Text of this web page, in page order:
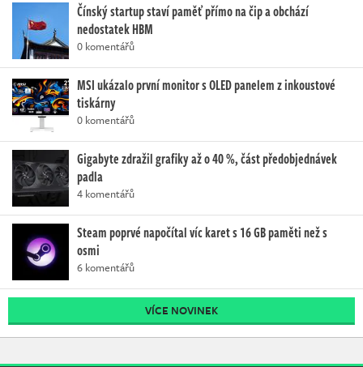
Čínský startup staví paměť přímo na čip a obchází
nedostatek HBM
0 komentářů
MSI ukázalo první monitor s OLED panelem z inkoustové
tiskárny
0 komentářů
Gigabyte zdražil grafiky až o 40 %, část předobjednávek
padla
4 komentářů
Steam poprvé napočítal víc karet s 16 GB paměti než s
osmi
6 komentářů
VÍCE NOVINEK